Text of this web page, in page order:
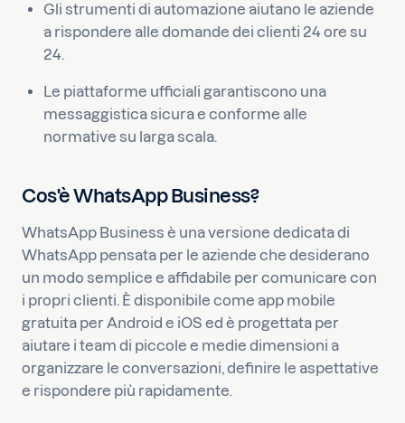
Gli strumenti di automazione aiutano le aziende
a rispondere alle domande dei clienti 24 ore su
24.
Le piattaforme ufficiali garantiscono una
messaggistica sicura e conforme alle
normative su larga scala.
Cos'è WhatsApp Business?
WhatsApp Business è una versione dedicata di
WhatsApp pensata per le aziende che desiderano
un modo semplice e affidabile per comunicare con
i propri clienti. È disponibile come app mobile
gratuita per Android e iOS ed è progettata per
aiutare i team di piccole e medie dimensioni a
organizzare le conversazioni, definire le aspettative
e rispondere più rapidamente.